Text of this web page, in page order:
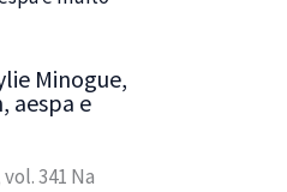
Minogue,
aespa e
vol. 341 Na